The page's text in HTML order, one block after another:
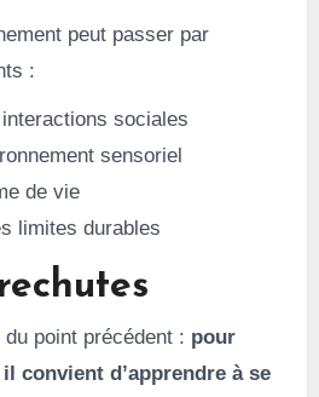
peut passer par
:
sociales
sensoriel
de vie
limites durables
point précédent : pour
convient d’apprendre à se